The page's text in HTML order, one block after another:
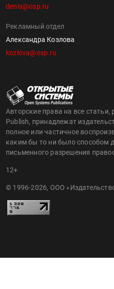
denis@osp.ru
Рекламный отдел
Александра Козлова
kozlova@osp.ru
Авторские права на все
Publish, принадлежат
полное или частичное
каким бы то ни было способом
письменного разрешения
12+
© 1996-2026, ООО